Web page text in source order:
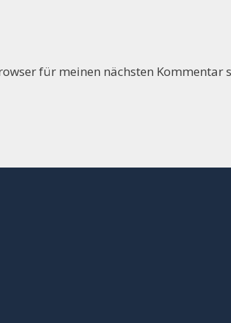
für meinen nächsten Kommentar